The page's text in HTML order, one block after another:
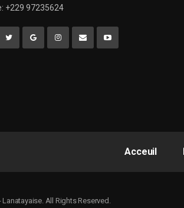
+229 97235624
Acceuil
Lanatayaise. All Rights Reserved.